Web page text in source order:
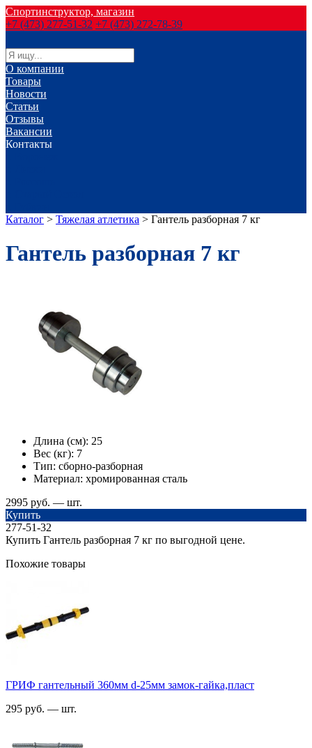
Спортинструктор, магазин
+7 (473) 277-51-32 +7 (473) 272-78-39
О компании
Товары
Новости
Статьи
Отзывы
Вакансии
Контакты
Каталог > Тяжелая атлетика > Гантель разборная 7 кг
Гантель разборная 7 кг
Длина (см): 25
Вес (кг): 7
Тип: сборно-разборная
Материал: хромированная сталь
2995 руб. — шт.
Купить
277-51-32
Купить Гантель разборная 7 кг по выгодной цене.
Похожие товары
ГРИФ гантельный 360мм d-25мм замок-гайка,пласт
295 руб. — шт.